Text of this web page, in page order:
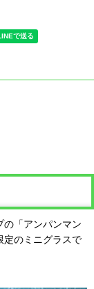
の「アンパンマン
定のミニグラスで